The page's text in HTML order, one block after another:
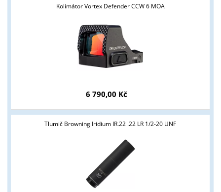
Kolimátor Vortex Defender CCW 6 MOA
6 790,00 Kč
Tlumič Browning Iridium IR.22 .22 LR 1/2-20 UNF
Tyto stránky jsou určeny pouze odborné veřejnosti od 18 let a
podnikatelům v oblasti zbraně a střelivo. Splňujete tyto
podmínky?